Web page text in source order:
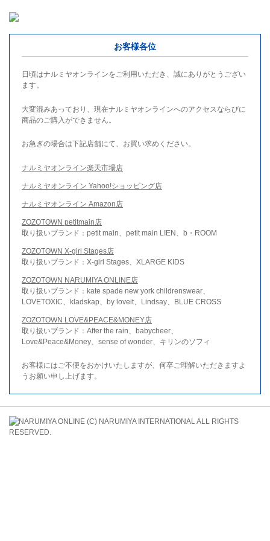
お客様各位
日頃はナルミヤオンラインをご利用いただき、誠にありがとうござい
ます。
大変混みあっており、現在ナルミヤオンラインへのアクセスならびに
商品のご購入ができません。
お急ぎの場合は下記店舗にて、お買い求めください。
ナルミヤオンライン楽天市場店
ナルミヤオンライン Yahoo!ショッピング店
ナルミヤオンライン Amazon店
ZOZOTOWN petitmain店
取り扱いブランド：petit main、petit main LIEN、b・ROOM
ZOZOTOWN X-girl Stages店
取り扱いブランド：X-girl Stages、XLARGE KIDS
ZOZOTOWN NARUMIYA ONLINE店
取り扱いブランド：kate spade new york childrenswear、
LOVETOXIC、kladskap、by loveit、Lindsay、BLUE CROSS
ZOZOTOWN LOVE&PEACE&MONEY店
取り扱いブランド：After the rain、babycheer、
Love&Peace&Money、sense of wonder、キリンのソフィ
お客様にはご不便をおかけいたしますが、何卒ご理解いただきますよ
うお願い申し上げます。